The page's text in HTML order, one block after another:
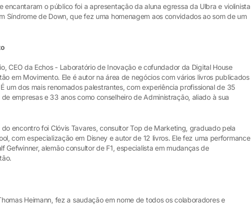
encantaram o público foi a apresentação da aluna egressa da Ulbra e violinista
Síndrome de Down, que fez uma homenagem aos convidados ao som de um
CEO da Echos - Laboratório de Inovação e cofundador da Digital House
em Movimento. Ele é autor na área de negócios com vários livros publicados
um dos mais renomados palestrantes, com experiência profissional de 35
empresas e 33 anos como conselheiro de Administração, aliado à sua
encontro foi Clóvis Tavares, consultor Top de Marketing, graduado pela
com especialização em Disney e autor de 12 livros. Ele fez uma performance
Gefwinner, alemão consultor de F1, especialista em mudanças de
Heimann, fez a saudação em nome de todos os colaboradores e